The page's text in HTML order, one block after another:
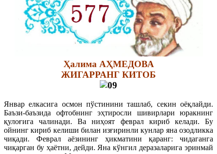
Ҳалима АҲМЕДОВА
ЖИГАРРАНГ КИТОБ
Январ елкасига осмон пўстинини ташлаб, секин оёқлайди.
Баъзи-баъзида офтобнинг эҳтиросли шивирлари юракнинг
қулоғига чалинади. Ва ниҳоят феврал кириб келади. Бу
ойнинг кириб келиши билан изғиринли кунлар яна озодликка
чиқади. Феврал аёзининг ҳикматини қаранг: чидаганга
чиқарган бу ҳаётни, дейди. Яна кўнгил деразаларига эринмай